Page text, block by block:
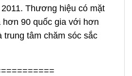
Thương hiệu có mặt
hơn 90 quốc gia với hơn
trung tâm chăm sóc sắc